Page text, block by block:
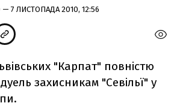
— 7 ЛИСТОПАДА 2010, 12:56
"Карпат" повністю
захисникам "Севільї" у